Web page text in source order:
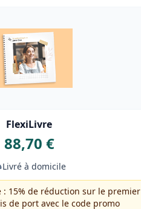
FlexiLivre
88,70 €
Livré à domicile
: 15% de réduction sur le premier
de port avec le code promo